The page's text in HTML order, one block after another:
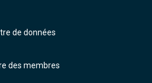
de données
des membres